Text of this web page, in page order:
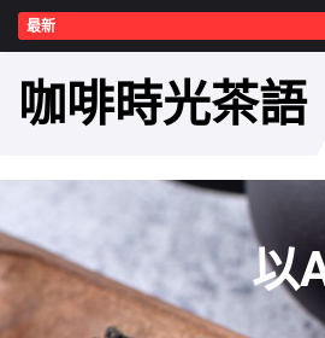
最新
咖啡時光茶語
以